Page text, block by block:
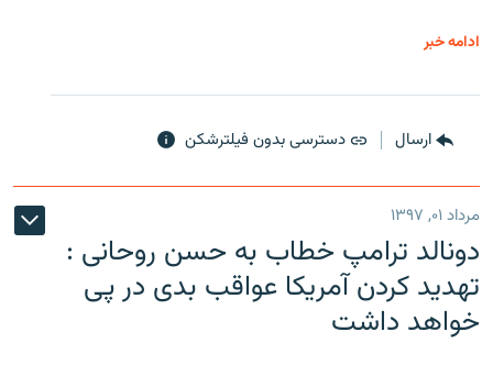
ادامه خبر
ارسال دسترسی بدون فیلترشکن
مرداد ۰۱, ۱۳۹۷
دونالد ترامپ خطاب به حسن روحانی :
تهدید کردن آمریکا عواقب بدی در پی
خواهد داشت